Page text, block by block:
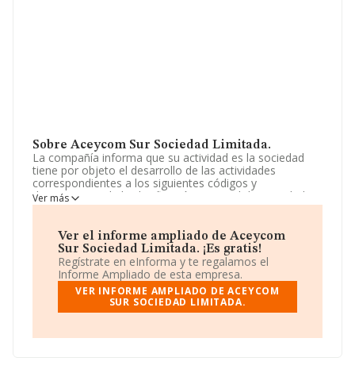
Sobre Aceycom Sur Sociedad Limitada.
La compañía informa que su actividad es la sociedad
tiene por objeto el desarrollo de las actividades
correspondientes a los siguientes códigos y
descripciones de la clasificación nacional de actividades
económicas: actividad principal: 46.71. comercio al por
productos similares. La sociedad está registrada como
Sociedad Limitada. Su actividad CNAE es '%cnae%' con
código 4681. La empresa no tiene actividad en
mercados exteriores.
La compañíaAceycom Sur Sociedad Limitada
B90292004, está situada en Carretera Sevilla Málaga
Andalucía.
Ver más
Ver el informe ampliado de Aceycom
Sur Sociedad Limitada. ¡Es gratis!
Regístrate en eInforma y te regalamos el
Informe Ampliado de esta empresa.
VER INFORME AMPLIADO DE ACEYCOM
SUR SOCIEDAD LIMITADA.